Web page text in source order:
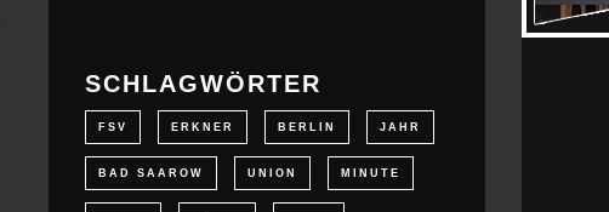
SCHLAGWÖRTER
FSV ERKNER BERLIN JAHR
BAD SAAROW UNION MINUTE